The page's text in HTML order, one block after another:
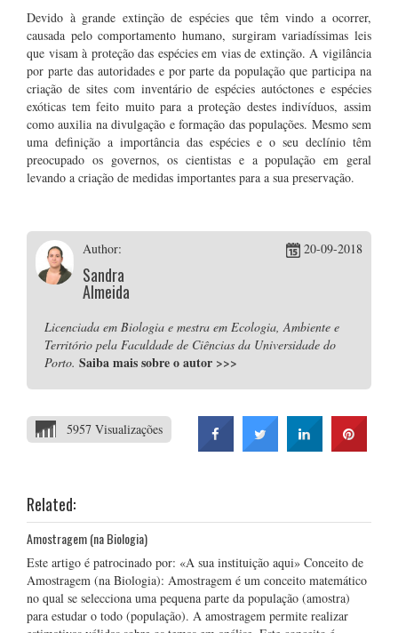
Devido à grande extinção de espécies que têm vindo a ocorrer,
causada pelo comportamento humano, surgiram variadíssimas leis
que visam à proteção das espécies em vias de extinção. A vigilância
por parte das autoridades e por parte da população que participa na
criação de sites com inventário de espécies autóctones e espécies
exóticas tem feito muito para a proteção destes indivíduos, assim
como auxilia na divulgação e formação das populações. Mesmo sem
uma definição a importância das espécies e o seu declínio têm
preocupado os governos, os cientistas e a população em geral
levando a criação de medidas importantes para a sua preservação.
Author:
Sandra
Almeida
20-09-2018
Licenciada em Biologia e mestra em Ecologia, Ambiente e
Território pela Faculdade de Ciências da Universidade do
Porto. Saiba mais sobre o autor >>>
5957 Visualizações
Related:
Amostragem (na Biologia)
Este artigo é patrocinado por: «A sua instituição aqui» Conceito de
Amostragem (na Biologia): Amostragem é um conceito matemático
no qual se selecciona uma pequena parte da população (amostra)
para estudar o todo (população). A amostragem permite realizar